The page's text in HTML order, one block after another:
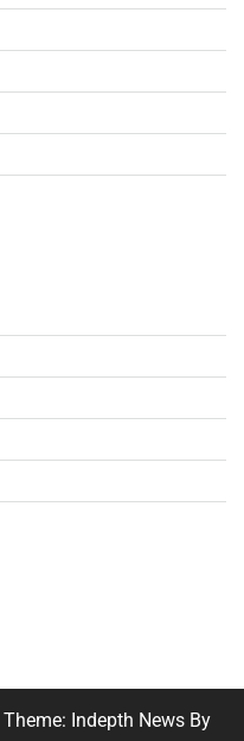
Theme: Indepth News By